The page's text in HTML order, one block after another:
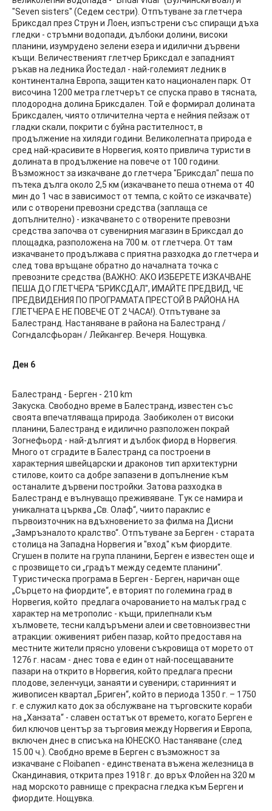
"Seven sisters" (Седем сестри). Отпътуване за глетчера
Бриксдал през Струн и Лоен, изпъстрени със спиращи дъха
гледки - стръмни водопади, дълбоки долини, високи
планини, изумрудено зелени езера и идилични дървени
къщи. Величественият глетчер Бриксдал е западният
ръкав на ледника Йостедал - най-големият ледник в
континентална Европа, защитен като национален парк. От
височина 1200 метра глетчерът се спуска право в тясната,
плодородна долина Бриксдален. Той е формирал долината
Бриксдален, чиято отличителна черта е нейния пейзаж от
гладки скали, покрити с буйна растителност, в
продължение на хиляди години. Великолепната природа е
сред най-красивите в Норвегия, която привлича туристи в
долината в продължение на повече от 100 години.
Възможност за изкачване до глетчера "Бриксдал" пеша по
пътека дълга около 2,5 км (изкачването пеша отнема от 40
мин до 1 час в зависимост от темпа, с който се изкачвате)
или с отворени превозни средства (заплаща се
допълнително) - изкачването с отворените превозни
средства започва от сувенирния магазин в Бриксдал до
площадка, разположена на 700 м. от глетчера. От там
изкачването продължава с приятна разходка до глетчера и
след това връщане обратно до началната точка с
превозните средства (ВАЖНО: АКО ИЗБЕРЕТЕ ИЗКАЧВАНЕ
ПЕША ДО ГЛЕТЧЕРА "БРИКСДАЛ", ИМАЙТЕ ПРЕДВИД, ЧЕ
ПРЕДВИДЕНИЯ ПО ПРОГРАМАТА ПРЕСТОЙ В РАЙОНА НА
ГЛЕТЧЕРА Е НЕ ПОВЕЧЕ ОТ 2 ЧАСА!). Отпътуване за
Балестранд. Настаняване в района на Балестранд /
Согндалсфьоран / Лейкангер. Вечеря. Нощувка.
Ден 6
Балестранд - Берген - 210 km
Закуска. Свободно време в Балестранд, известен със
своята впечатляваща природа. Заобиколен от високи
планини, Балестранд е идилично разположен покрай
Зогнефьорд - най-дългият и дълбок фиорд в Норвегия.
Много от сградите в Балестранд са построени в
характерния швейцарски и драконов тип архитектурни
стилове, които са добре запазени в допълнение към
останалите дървени постройки. Затова разходка в
Балестранд е вълнуващо преживяване. Тук се намира и
уникалната църква „Св. Олаф“, чиито параклис е
първоизточник на вдъхновението за филма на Дисни
„Замръзналото кралство“. Отпътуване за Берген - старата
столица на Западна Норвегия и "вход" към фиордите.
Сгушен в полите на група планини, Берген е известен още и
с прозвището си „градът между седемте планини“.
Туристическа програма в Берген - Берген, наричан още
„Сърцето на фиордите“, е вторият по големина град в
Норвегия, който предлага очарованието на малък град с
характер на метрополис - къщи, прилепнали към
хълмовете, тесни калдъръмени алеи и световноизвестни
атракции: оживеният рибен пазар, който предоставя на
местните жители прясно уловени съкровища от морето от
1276 г. насам - днес това е един от най-посещаваните
пазари на открито в Норвегия, който предлага пресни
плодове, зеленчуци, занаяти и сувенири; старинният и
живописен квартал „Бриген“, който в периода 1350 г. – 1750
г. е служил като док за обслужване на търговските кораби
на „Ханзата“ - славен остатък от времето, когато Берген е
бил ключов център за търговия между Норвегия и Европа,
включен днес в списъка на ЮНЕСКО. Настаняване (след
15.00 ч.). Свобдно време в Берген с възможност за
изкачване с Floibanen - единствената въжена железница в
Скандинавия, открита през 1918 г. до връх Флойен на 320 м
над морското равнище с прекрасна гледка към Берген и
фиордите. Нощувка.